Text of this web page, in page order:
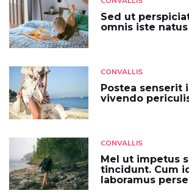
Sed ut
omnis iste
CONVALLIS
Postea senserit
vivendo
CONVALLIS
Mel ut impetus
tincidunt. Cum
laboramus